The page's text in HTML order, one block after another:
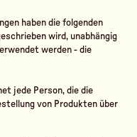
haben die folgenden
wird, unabhängig
werden - die
jede Person, die die
von Produkten über